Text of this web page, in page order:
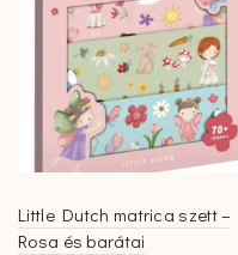
Little Dutch matrica szett –
Rosa és barátai